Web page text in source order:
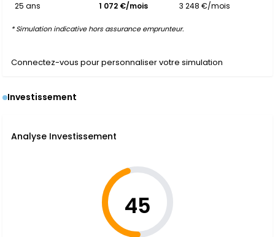
25 ans 1 072 €/mois 3 248 €/mois
* Simulation indicative hors assurance emprunteur.
Connectez-vous pour personnaliser votre simulation
Investissement
Analyse Investissement
45